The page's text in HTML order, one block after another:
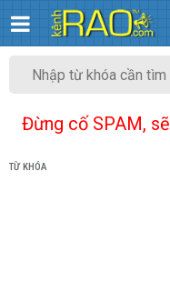
Đừng cố SPAM,
TỪ KHÓA